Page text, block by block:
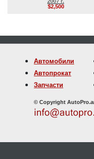
$2,500
Автомобили
Автопрокат
Запчасти
© Copyright